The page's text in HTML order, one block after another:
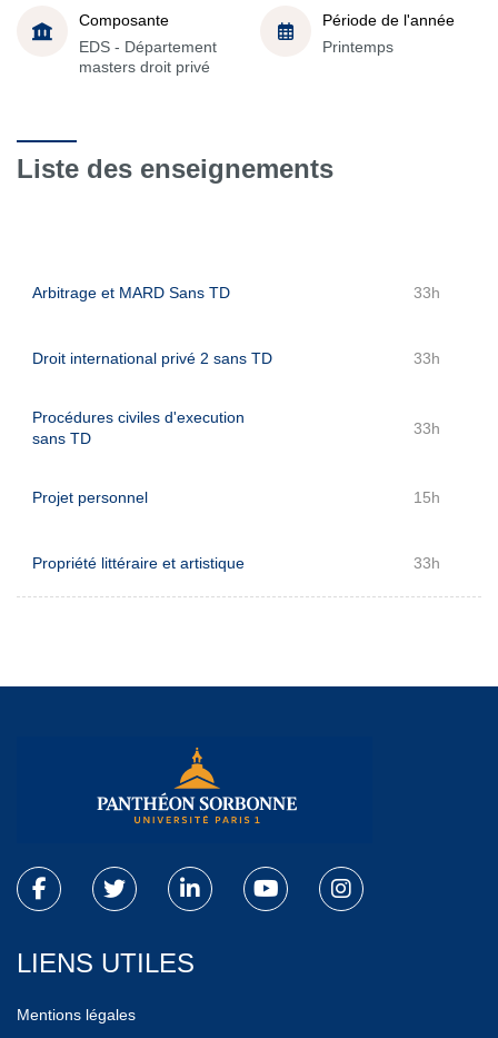
Composante
EDS - Département
masters droit privé
Période de l'année
Printemps
Liste des enseignements
Arbitrage et MARD Sans TD 33h
Droit international privé 2 sans TD 33h
Procédures civiles d'execution
sans TD
33h
Projet personnel 15h
Propriété littéraire et artistique 33h
LIENS UTILES
Mentions légales